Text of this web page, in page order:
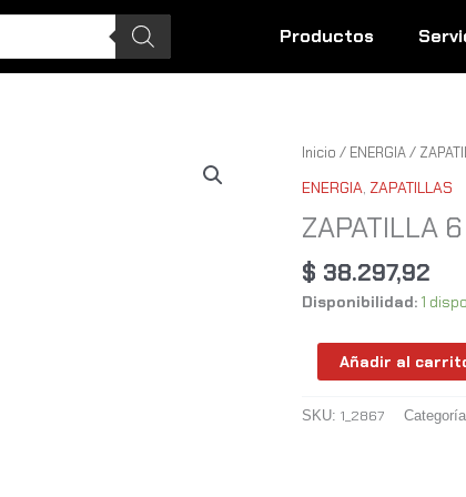
Productos
Inicio / ENERGIA/
ENERGIA, ZAPATILLAS
ZAPATILLA
$ 38.297,92
Disponibilidad: 1
ZAPATILLA
ENCHUFES
+
USB
cantidad
Añadir al
SKU: 1_2867